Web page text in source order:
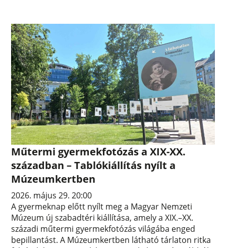
Műtermi gyermekfotózás a XIX-XX.
században – Tablókiállítás nyílt a
Múzeumkertben
2026. május 29. 20:00
A gyermeknap előtt nyílt meg a Magyar Nemzeti
Múzeum új szabadtéri kiállítása, amely a XIX.–XX.
századi műtermi gyermekfotózás világába enged
bepillantást. A Múzeumkertben látható tárlaton ritka